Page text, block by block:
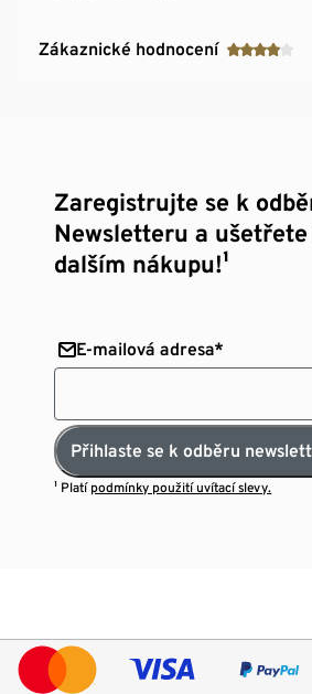
Zákaznické hodnocení
Zaregistrujte se k
Newsletteru a ušetřete
dalším nákupu!¹
E-mailová adresa*
Přihlaste se k odběru
¹ Platí podmínky použití uvítací slevy.